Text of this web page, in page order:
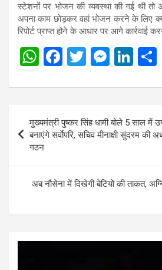
स्टेशनों पर भोजन की व्यवस्था की गई थी तो
अपना काम छोड़कर वहां भोजन करने के लिए
रिपोर्ट प्राप्त होने के आधार पर आगे कार्रवाई
W
at
s
A
p
p
F
ce
o
k
T
tt
er
M
se
n
g
Li
ke
n
navigation
मुख्यमंत्री पुष्कर सिंह धामी बोले 5 साल में
बनाएंगे सर्वाेपरि, सचिव मीनाक्षी सुंदरम की
गठन
अब नौसेना में दिखेगी बेटियों की ताकत,